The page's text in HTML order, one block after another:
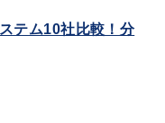
テム10社比較！分